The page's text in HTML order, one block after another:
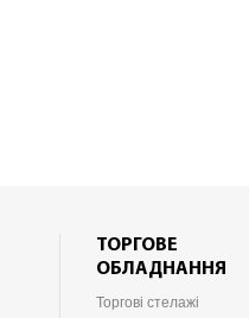
ТОРГОВЕ
ОБЛАДНАННЯ
Торгові стелажі